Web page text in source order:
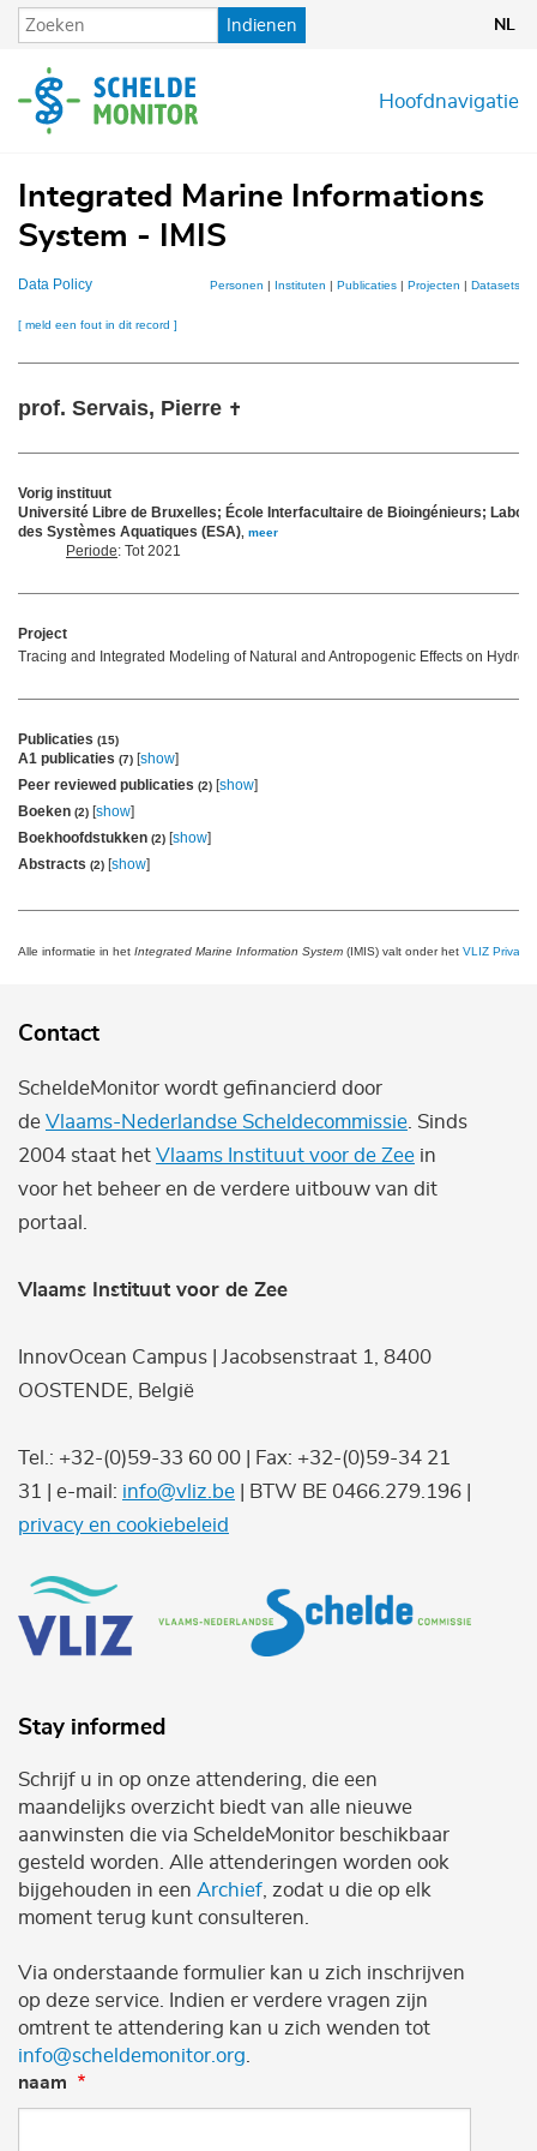
Overslaan
en
de
inhoud
Indienen NL
Hoofdnavigatie
Integrated Marine Informations
System - IMIS
Data Policy Personen | Instituten | Publicaties| Projecten | Datasets
[ meld een fout in dit record ]
prof. Servais, Pierre ✝
Vorig instituut
Université Libre de Bruxelles; École Interfacultaire de Bioingénieurs;
des Systèmes Aquatiques (ESA) meer
Periode: Tot 2021
Project
Tracing and Integrated Modeling of Natural and Antropogenic Effects on
Publicaties (15)
A1 publicaties (7) [show]
Peer reviewed publicaties (2) [show]
Boeken (2) [show]
Boekhoofdstukken (2) [show]
Abstracts (2) [show]
Alle informatie in het Integrated Marine Information System (IMIS) valt onder het VLIZ Privacy
Contact
ScheldeMonitor wordt gefinancierd door
de Vlaams-Nederlandse Scheldecommissie . Sinds
2004 staat het Vlaams Instituut voor de Zee in
voor het beheer en de verdere uitbouw van dit
portaal.
Vlaams Instituut voor de Zee
InnovOcean Campus | Jacobsenstraat 1, 8400
OOSTENDE, België
Tel.: +32-(0)59-33 60 00 | Fax: +32-(0)59-34 21
31 | e-mail: info@vliz.be | BTW BE 0466.279.196 |
privacy en cookiebeleid
Stay informed
Schrijf u in op onze attendering, die een
maandelijks overzicht biedt van alle nieuwe
aanwinsten die via ScheldeMonitor beschikbaar
gesteld worden. Alle attenderingen worden ook
bijgehouden in een Archief , zodat u die op elk
moment terug kunt consulteren.
Via onderstaande formulier kan u zich inschrijven
op deze service. Indien er verdere vragen zijn
omtrent te attendering kan u zich wenden tot
info@scheldemonitor.org
naam